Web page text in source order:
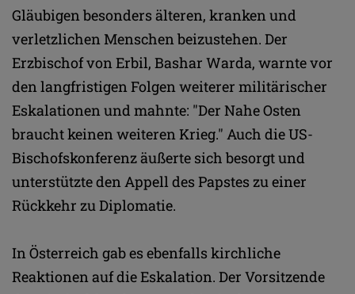
Gläubigen besonders älteren, kranken und
verletzlichen Menschen beizustehen. Der
Erzbischof von Erbil, Bashar Warda, warnte vor
den langfristigen Folgen weiterer militärischer
Eskalationen und mahnte: "Der Nahe Osten
braucht keinen weiteren Krieg." Auch die US-
Bischofskonferenz äußerte sich besorgt und
unterstützte den Appell des Papstes zu einer
Rückkehr zu Diplomatie.
In Österreich gab es ebenfalls kirchliche
Reaktionen auf die Eskalation. Der Vorsitzende